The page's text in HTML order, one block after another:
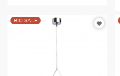
BIG SALE